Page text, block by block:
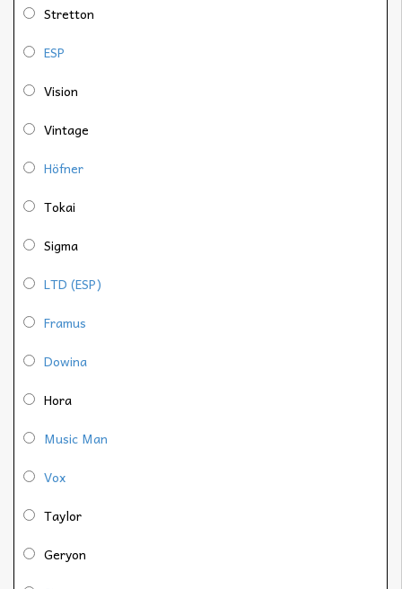
Stretton
ESP
Vision
Vintage
Höfner
Tokai
Sigma
LTD (ESP)
Framus
Dowina
Hora
Music Man
Vox
Taylor
Geryon